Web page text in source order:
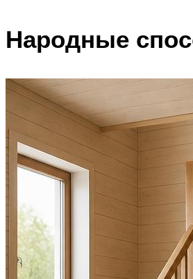
Народные